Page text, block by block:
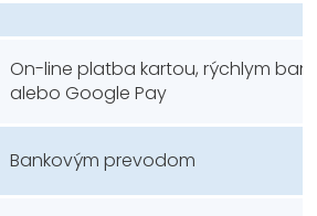
On-line platba kartou, rýchlym
alebo Google Pay
Bankovým prevodom